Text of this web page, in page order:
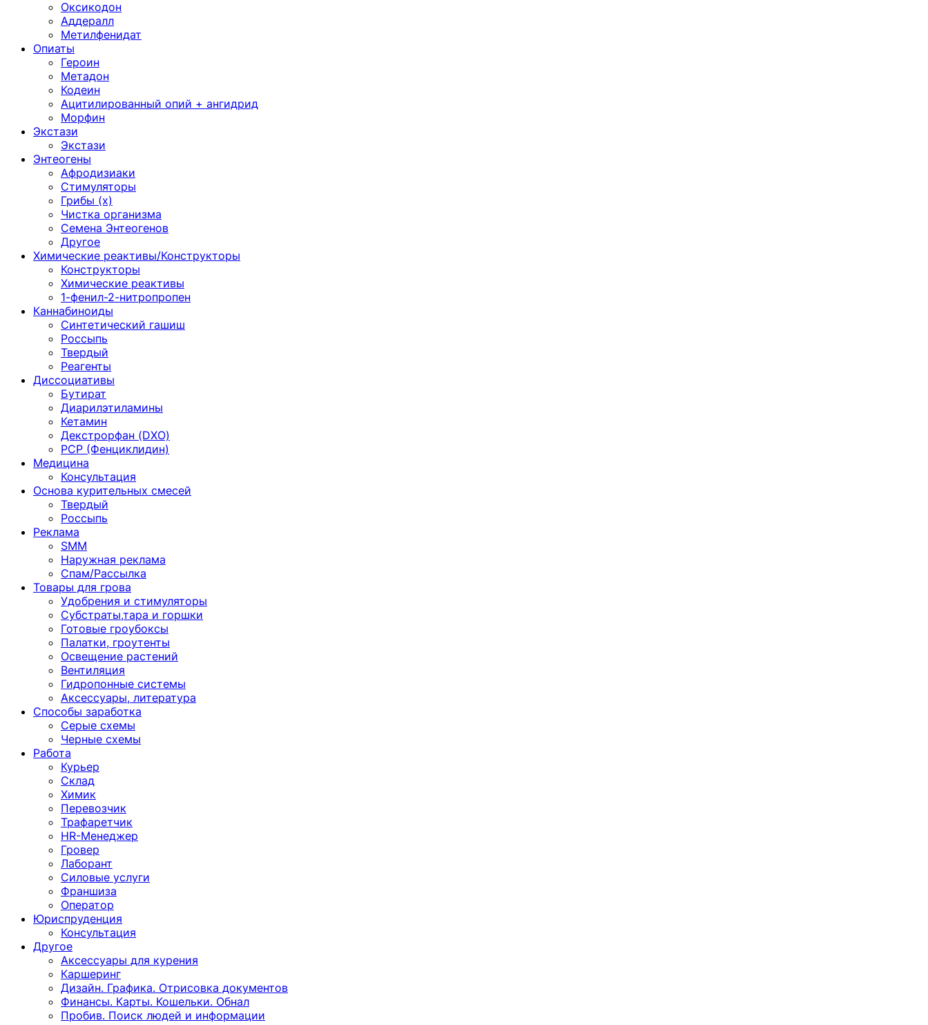
Оксикодон
Аддералл
Метилфенидат
Опиаты
Героин
Метадон
Кодеин
Ацитилированный опий + ангидрид
Морфин
Экстази
Экстази
Энтеогены
Афродизиаки
Стимуляторы
Грибы (х)
Чистка организма
Семена Энтеогенов
Другое
Химические реактивы/Конструкторы
Конструкторы
Химические реактивы
1-фенил-2-нитропропен
Каннабиноиды
Синтетический гашиш
Россыпь
Твердый
Реагенты
Диссоциативы
Бутират
Диарилэтиламины
Кетамин
Декстрорфан (DXO)
PCP (Фенциклидин)
Медицина
Консультация
Основа курительных смесей
Твердый
Россыпь
Реклама
SMM
Наружная реклама
Спам/Рассылка
Товары для грова
Удобрения и стимуляторы
Субстраты,тара и горшки
Готовые гроубоксы
Палатки, гроутенты
Освещение растений
Вентиляция
Гидропонные системы
Аксессуары, литература
Способы заработка
Серые схемы
Черные схемы
Работа
Курьер
Склад
Химик
Перевозчик
Трафаретчик
HR-Менеджер
Гровер
Лаборант
Силовые услуги
Франшиза
Оператор
Юриспруденция
Консультация
Другoе
Аксессуары для курения
Каршеринг
Дизайн. Графика. Отрисовка документов
Финансы. Карты. Кошельки. Обнал
Пробив. Поиск людей и информации